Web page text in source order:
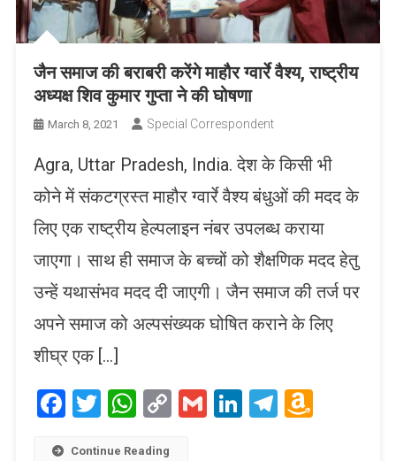
जैन समाज की बराबरी करेंगे माहौर ग्वार्रे वैश्य, राष्ट्रीय
अध्यक्ष शिव कुमार गुप्ता ने की घोषणा
March 8, 2021 Special Correspondent
Agra, Uttar Pradesh, India. देश के किसी भी
कोने में संकटग्रस्त माहौर ग्वार्रे वैश्य बंधुओं की मदद के
लिए एक राष्ट्रीय हेल्पलाइन नंबर उपलब्ध कराया
जाएगा। साथ ही समाज के बच्चों को शैक्षणिक मदद हेतु
उन्हें यथासंभव मदद दी जाएगी। जैन समाज की तर्ज पर
अपने समाज को अल्पसंख्यक घोषित कराने के लिए
शीघ्र एक […]
Facebook
Twitter
WhatsApp
CopyGmailLinkedIn
Telegram
Continue Reading